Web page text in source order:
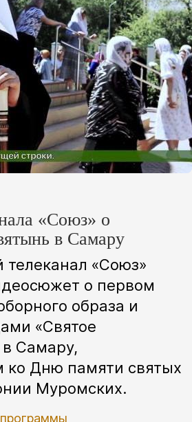
«Союз» о
в Самару
«Союз»
о первом
образа и
«Святое
Самару,
ко Дню памяти святых
Муромских.